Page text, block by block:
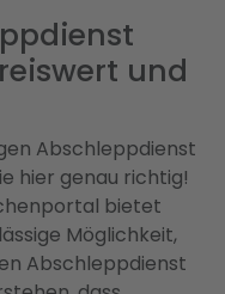
und
Abschleppdienst
hier genau richtig!
bietet
Möglichkeit,
Abschleppdienst